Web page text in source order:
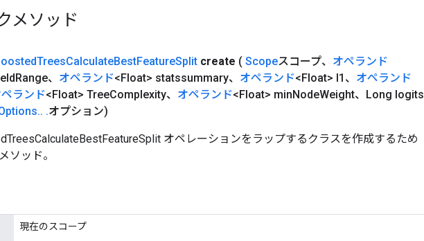
メソッド
TreesCalculateBestFeatureSplit create ( Scopeスコープ、 オペランド
IdRange、 オペランド<Float> statssummary、 オペランド<Float> l1、 オペランド
ランド<Float> TreeComplexity、 オペランド<Float> minNodeWeight、Long logits
.. .オプション)
オペレーションをラップするクラスを作成するため
ソッド。
現在のスコープ